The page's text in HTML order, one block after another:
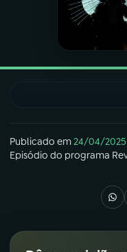
PROGRAMAS
07ÚLTIMAS
FESTIVAL DE
Publicado em24/04/2025
Episódio do programa